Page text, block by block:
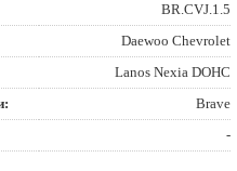
BR.CVJ.1.5
Daewoo Chevrolet
Lanos Nexia DOHC
Brave
-